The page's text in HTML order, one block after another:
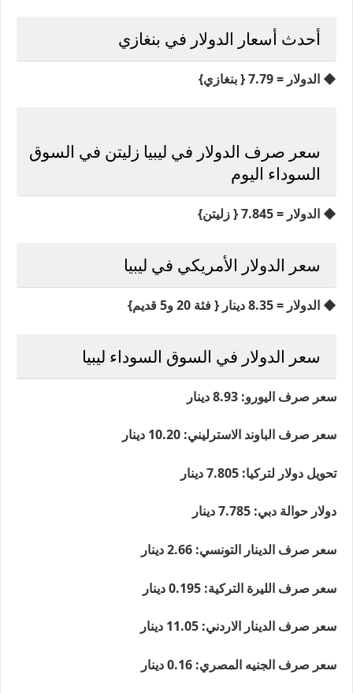
أحدث أسعار الدولار في بنغازي
◆ الدولار = 7.79 { بنغازي}
سعر صرف الدولار في ليبيا زليتن في السوق
السوداء اليوم
◆ الدولار = 7.845 { زليتن}
سعر الدولار الأمريكي في ليبيا
◆ الدولار = 8.35 دينار { فئة 20 و5 قديم}
سعر الدولار في السوق السوداء ليبيا
سعر صرف اليورو: 8.93 دينار
سعر صرف الباوند الاسترليني: 10.20 دينار
تحويل دولار لتركيا: 7.805 دينار
دولار حوالة دبي: 7.785 دينار
سعر صرف الدينار التونسي: 2.66 دينار
سعر صرف الليرة التركية: 0.195 دينار
سعر صرف الدينار الاردني: 11.05 دينار
سعر صرف الجنيه المصري: 0.16 دينار